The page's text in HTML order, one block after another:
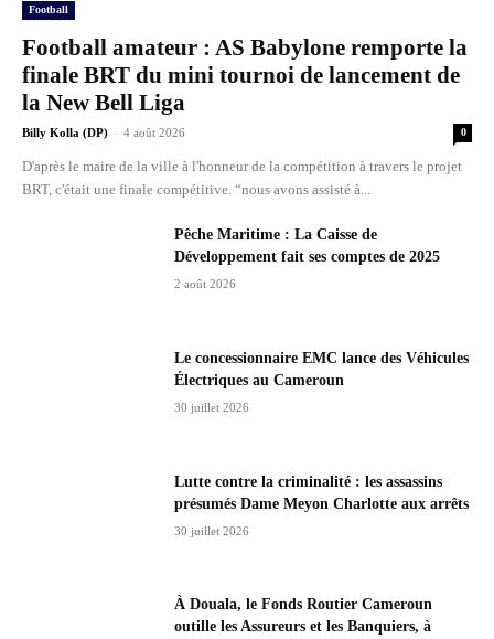
Football
Football amateur : AS Babylone remporte la
finale BRT du mini tournoi de lancement de
la New Bell Liga
Billy Kolla (DP) - 4 août 2026 0
D'après le maire de la ville à l'honneur de la compétition à travers le projet
BRT, c'était une finale compétitive. “nous avons assisté à...
Pêche Maritime : La Caisse de
Développement fait ses comptes de 2025
2 août 2026
Le concessionnaire EMC lance des Véhicules
Électriques au Cameroun
30 juillet 2026
Lutte contre la criminalité : les assassins
présumés Dame Meyon Charlotte aux arrêts
30 juillet 2026
À Douala, le Fonds Routier Cameroun
outille les Assureurs et les Banquiers, à